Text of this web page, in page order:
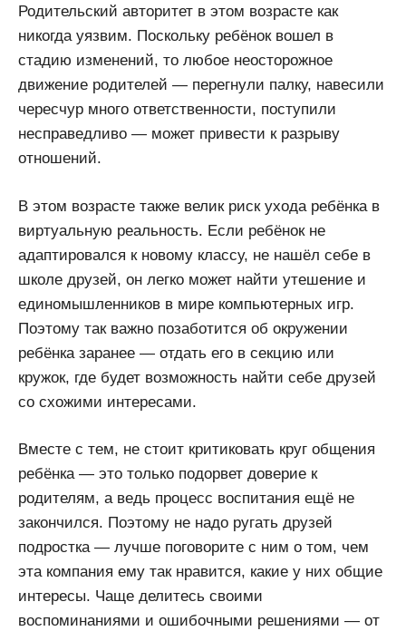
Родительский авторитет в этом возрасте как
никогда уязвим. Поскольку ребёнок вошел в
стадию изменений, то любое неосторожное
движение родителей — перегнули палку, навесили
чересчур много ответственности, поступили
несправедливо — может привести к разрыву
отношений.
В этом возрасте также велик риск ухода ребёнка в
виртуальную реальность. Если ребёнок не
адаптировался к новому классу, не нашёл себе в
школе друзей, он легко может найти утешение и
единомышленников в мире компьютерных игр.
Поэтому так важно позаботится об окружении
ребёнка заранее — отдать его в секцию или
кружок, где будет возможность найти себе друзей
со схожими интересами.
Вместе с тем, не стоит критиковать круг общения
ребёнка — это только подорвет доверие к
родителям, а ведь процесс воспитания ещё не
закончился. Поэтому не надо ругать друзей
подростка — лучше поговорите с ним о том, чем
эта компания ему так нравится, какие у них общие
интересы. Чаще делитесь своими
воспоминаниями и ошибочными решениями — от